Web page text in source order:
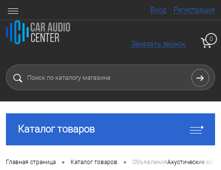
Вход Регистрация
Заказать звонок
0
Каталог товаров
Главная страница • Каталог товаров • ОбъявленияАкустические